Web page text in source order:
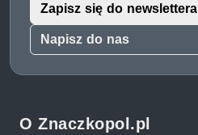
Napisz do nas
Zapisz się do newslettera
O Znaczkopol.pl